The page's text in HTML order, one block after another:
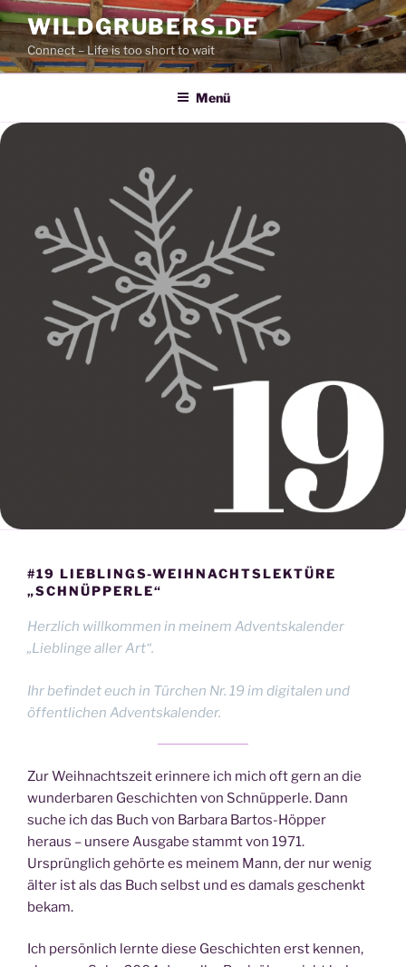
Zum
Inhalt
springen
WILDGRUBERS.DE
Connect – Life is too short to wait
Menü
#19 LIEBLINGS-WEIHNACHTSLEKTÜRE
„SCHNÜPPERLE“
Herzlich willkommen in meinem Adventskalender
„Lieblinge aller Art“.
Ihr befindet euch in Türchen Nr. 19 im digitalen und
öffentlichen Adventskalender.
Zur Weihnachtszeit erinnere ich mich oft gern an die
wunderbaren Geschichten von Schnüpperle. Dann
suche ich das Buch von Barbara Bartos-Höpper
heraus – unsere Ausgabe stammt von 1971.
Ursprünglich gehörte es meinem Mann, der nur wenig
älter ist als das Buch selbst und es damals geschenkt
bekam.
Ich persönlich lernte diese Geschichten erst kennen,